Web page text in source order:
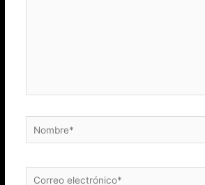
Nombre*
Correo